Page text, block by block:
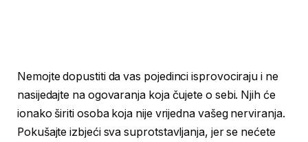
Nemojte dopustiti da vas pojedinci isprovociraju i ne
nasijedajte na ogovaranja koja čujete o sebi. Njih će
ionako širiti osoba koja nije vrijedna vašeg nerviranja.
Pokušajte izbjeći sva suprotstavljanja, jer se nećete